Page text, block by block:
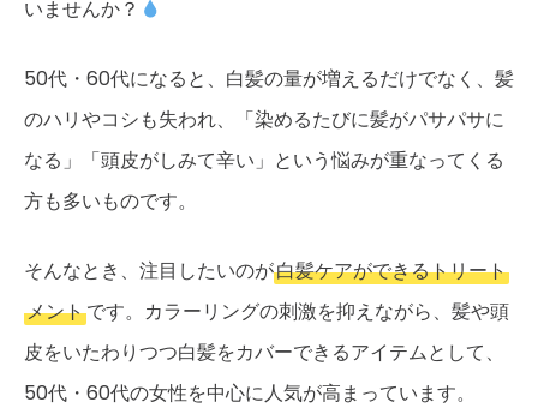
いませんか？
50代・60代になると、白髪の量が増えるだけでなく、髪
のハリやコシも失われ、「染めるたびに髪がパサパサに
なる」「頭皮がしみて辛い」という悩みが重なってくる
方も多いものです。
そんなとき、注目したいのが白髪ケアができるトリート
メントです。カラーリングの刺激を抑えながら、髪や頭
皮をいたわりつつ白髪をカバーできるアイテムとして、
50代・60代の女性を中心に人気が高まっています。